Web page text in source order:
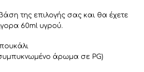
της επιλογής σας και θα έχετε
60ml υγρού.
άρωμα σε PG)